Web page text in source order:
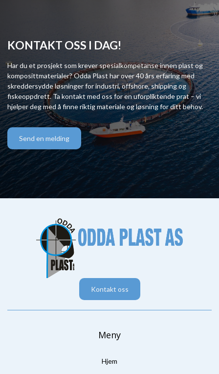
KONTAKT OSS I DAG!
Har du et prosjekt som krever spesialkompetanse innen plast og
komposittmaterialer? Odda Plast har over 40 års erfaring med
skreddersydde løsninger for industri, offshore, shipping og
fiskeoppdrett. Ta kontakt med oss for en uforpliktende prat – vi
hjelper deg med å finne riktig materiale og løsning for ditt behov.
Send en melding
Kontakt oss
Meny
Hjem